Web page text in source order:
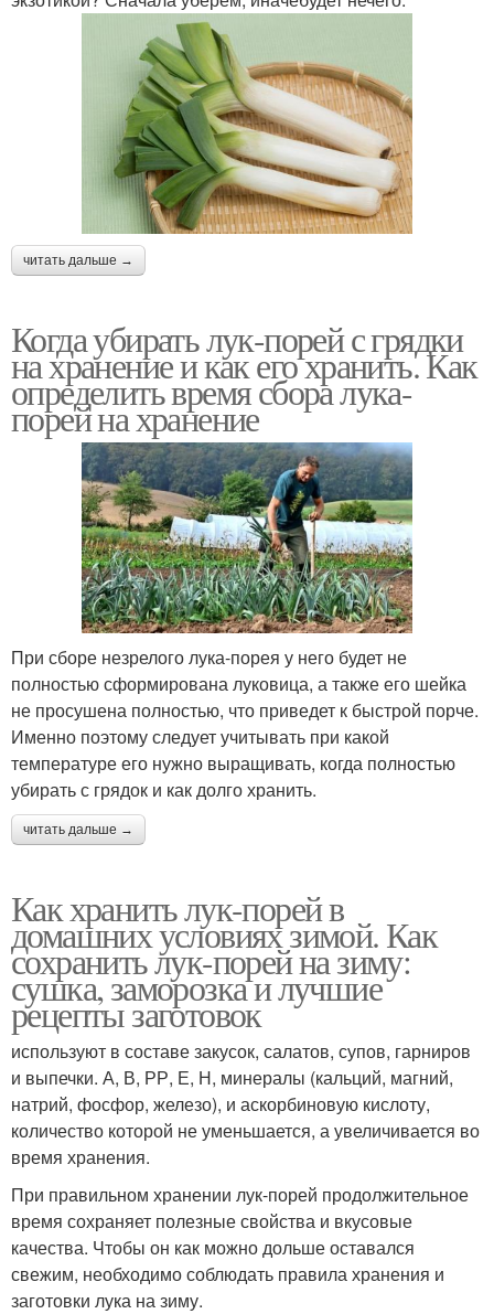
читать дальше →
Когда убирать лук-порей с грядки
на хранение и как его хранить. Как
определить время сбора лука-
порей на хранение
При сборе незрелого лука-порея у него будет не
полностью сформирована луковица, а также его шейка
не просушена полностью, что приведет к быстрой порче.
Именно поэтому следует учитывать при какой
температуре его нужно выращивать, когда полностью
убирать с грядок и как долго хранить.
читать дальше →
Как хранить лук-порей в
домашних условиях зимой. Как
сохранить лук-порей на зиму:
сушка, заморозка и лучшие
рецепты заготовок
используют в составе закусок, салатов, супов, гарниров
и выпечки. А, В, РР, Е, Н, минералы (кальций, магний,
натрий, фосфор, железо), и аскорбиновую кислоту,
количество которой не уменьшается, а увеличивается во
время хранения.
При правильном хранении лук-порей продолжительное
время сохраняет полезные свойства и вкусовые
качества. Чтобы он как можно дольше оставался
свежим, необходимо соблюдать правила хранения и
заготовки лука на зиму.